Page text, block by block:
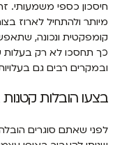
חיסכון כספי משמעותי.
מיותר ולהתחיל לארוז
קומפקטית ונכונה,
כך תחסכו לא רק בעלות
ובמקרים רבים גם
בצעו הובלות
לפני שאתם סוגרים